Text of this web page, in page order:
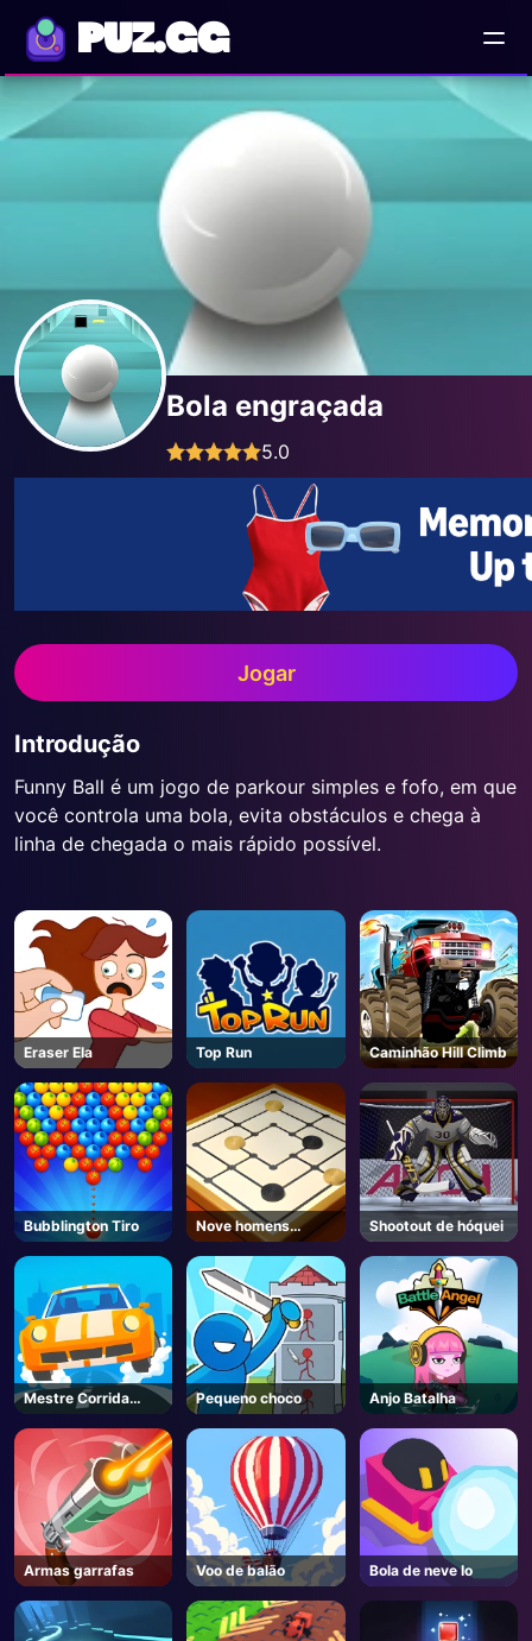
PUZ.GG
AD
Bola engraçada
5.0
Jogar
Introdução
Funny Ball é um jogo de parkour simples e fofo, em que
você controla uma bola, evita obstáculos e chega à
linha de chegada o mais rápido possível.
Eraser Ela Top Run Caminhão Hill Climb
Bubblington Tiro
Nove homens
Morris
Shootout de hóquei
Mestre Corrida
Carro
Pequeno choco Anjo Batalha
Armas garrafas Voo de balão Bola de neve Io